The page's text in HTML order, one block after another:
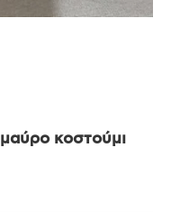
μαύρο κοστούμι